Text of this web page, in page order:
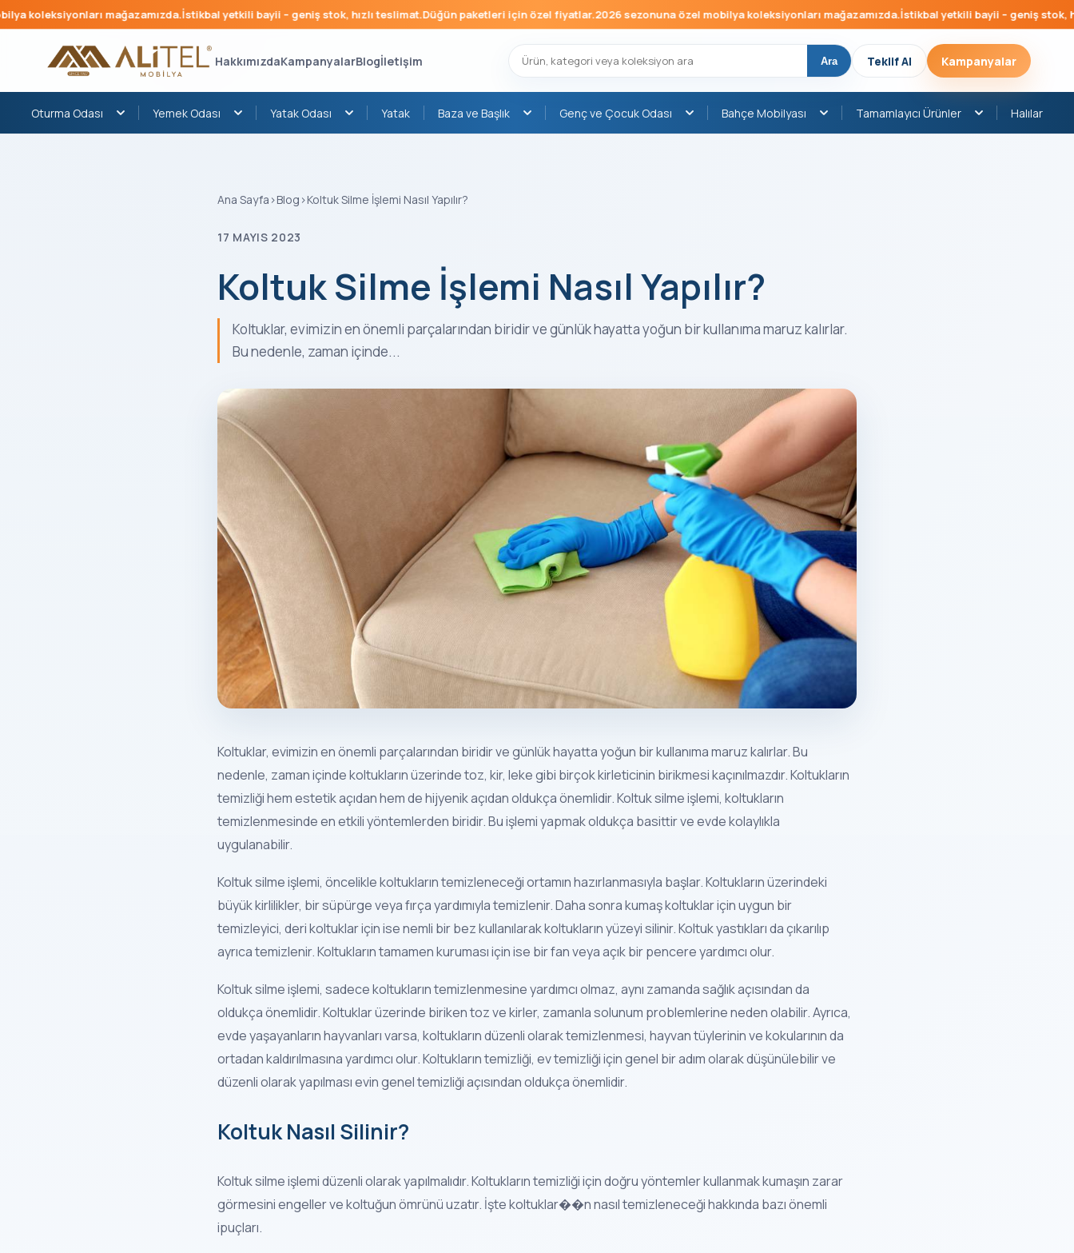
mağazamızda.İstikbal yetkili bayii – geniş stok, hızlı teslimat.Düğün paketleri için özel fiyatlar.2026 sezonuna özel mobilya koleksiyonları mağazamızda.İstikbal yetkili bayii – geniş stok, hızlı
HakkımızdaKampanyalarBlogİletişim Ara Teklif Al Kampanyalar
Oturma Odası Yemek Odası Yatak Odası Yatak Baza ve Başlık Genç ve Çocuk Odası Bahçe Mobilyası Tamamlayıcı Ürünler Halılar
Ana Sayfa ›Blog ›Koltuk Silme İşlemi Nasıl Yapılır?
17 MAYIS 2023
Koltuk Silme İşlemi Nasıl Yapılır?
Koltuklar, evimizin en önemli parçalarından biridir ve günlük hayatta yoğun bir kullanıma maruz kalırlar.
Bu nedenle, zaman içinde...
Koltuklar, evimizin en önemli parçalarından biridir ve günlük hayatta yoğun bir kullanıma maruz kalırlar. Bu
nedenle, zaman içinde koltukların üzerinde toz, kir, leke gibi birçok kirleticinin birikmesi kaçınılmazdır. Koltukların
temizliği hem estetik açıdan hem de hijyenik açıdan oldukça önemlidir. Koltuk silme işlemi, koltukların
temizlenmesinde en etkili yöntemlerden biridir. Bu işlemi yapmak oldukça basittir ve evde kolaylıkla
uygulanabilir.
Koltuk silme işlemi, öncelikle koltukların temizleneceği ortamın hazırlanmasıyla başlar. Koltukların üzerindeki
büyük kirlilikler, bir süpürge veya fırça yardımıyla temizlenir. Daha sonra kumaş koltuklar için uygun bir
temizleyici, deri koltuklar için ise nemli bir bez kullanılarak koltukların yüzeyi silinir. Koltuk yastıkları da çıkarılıp
ayrıca temizlenir. Koltukların tamamen kuruması için ise bir fan veya açık bir pencere yardımcı olur.
Koltuk silme işlemi, sadece koltukların temizlenmesine yardımcı olmaz, aynı zamanda sağlık açısından da
oldukça önemlidir. Koltuklar üzerinde biriken toz ve kirler, zamanla solunum problemlerine neden olabilir. Ayrıca,
evde yaşayanların hayvanları varsa, koltukların düzenli olarak temizlenmesi, hayvan tüylerinin ve kokularının da
ortadan kaldırılmasına yardımcı olur. Koltukların temizliği, ev temizliği için genel bir adım olarak düşünülebilir ve
düzenli olarak yapılması evin genel temizliği açısından oldukça önemlidir.
Koltuk Nasıl Silinir?
Koltuk silme işlemi düzenli olarak yapılmalıdır. Koltukların temizliği için doğru yöntemler kullanmak kumaşın zarar
görmesini engeller ve koltuğun ömrünü uzatır. İşte koltuklar��n nasıl temizleneceği hakkında bazı önemli
ipuçları.